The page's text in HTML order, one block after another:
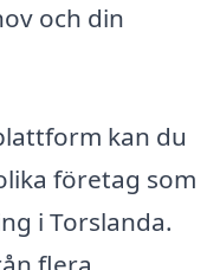
och din
kan du
företag som
i Torslanda.